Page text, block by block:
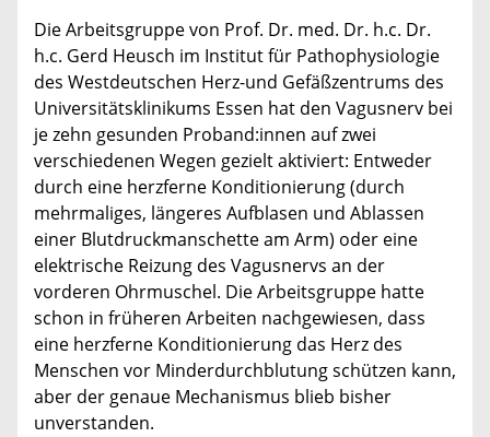
Die Arbeitsgruppe von Prof. Dr. med. Dr. h.c. Dr.
h.c. Gerd Heusch im Institut für Pathophysiologie
des Westdeutschen Herz-und Gefäßzentrums des
Universitätsklinikums Essen hat den Vagusnerv bei
je zehn gesunden Proband:innen auf zwei
verschiedenen Wegen gezielt aktiviert: Entweder
durch eine herzferne Konditionierung (durch
mehrmaliges, längeres Aufblasen und Ablassen
einer Blutdruckmanschette am Arm) oder eine
elektrische Reizung des Vagusnervs an der
vorderen Ohrmuschel. Die Arbeitsgruppe hatte
schon in früheren Arbeiten nachgewiesen, dass
eine herzferne Konditionierung das Herz des
Menschen vor Minderdurchblutung schützen kann,
aber der genaue Mechanismus blieb bisher
unverstanden.